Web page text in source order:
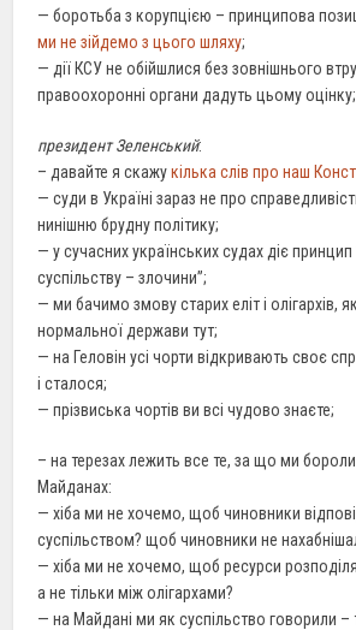
— боротьба з корупцією – принципова
ми не зійдемо з цього шляху;
— дії КСУ не обійшлися без зовнішнього
правоохоронні органи дадуть цьому оцінку;
президент Зеленський:
– давайте я скажукілька слів про наш
— суди в Україні зараз не про
нинішню брудну політику;
— у сучасних українських судах діє принцип
суспільству – злочини”;
— ми бачимо змову старих еліт і олігархів,
нормальної держави тут;
— на Геловін усі чорти відкривають своє
і сталося;
— прізвиська чортів ви всі чудово знаєте;
– на терезах лежить все те, за що ми
Майданах:
— хіба ми не хочемо, щоб чиновники
суспільством? щоб чиновники не
— хіба ми не хочемо, щоб ресурси
а не тільки між олігархами?
— на Майдані ми як суспільство говорили